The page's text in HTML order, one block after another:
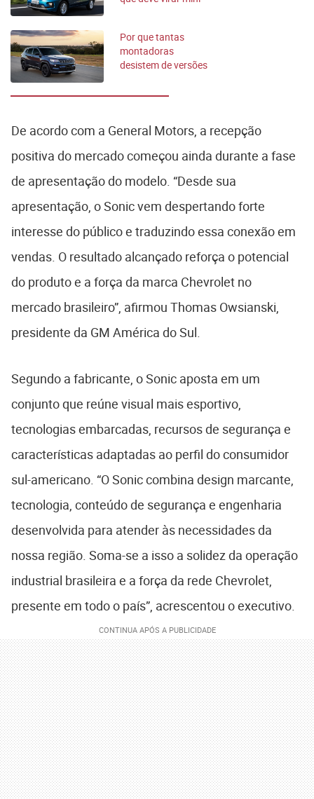
Por que tantas
montadoras
desistem de versões
Brasil
De acordo com a General Motors, a recepção
positiva do mercado começou ainda durante a fase
de apresentação do modelo. “Desde sua
apresentação, o Sonic vem despertando forte
interesse do público e traduzindo essa conexão em
vendas. O resultado alcançado reforça o potencial
do produto e a força da marca Chevrolet no
mercado brasileiro”, afirmou Thomas Owsianski,
presidente da GM América do Sul.
Segundo a fabricante, o Sonic aposta em um
conjunto que reúne visual mais esportivo,
tecnologias embarcadas, recursos de segurança e
características adaptadas ao perfil do consumidor
sul-americano. “O Sonic combina design marcante,
tecnologia, conteúdo de segurança e engenharia
desenvolvida para atender às necessidades da
nossa região. Soma-se a isso a solidez da operação
industrial brasileira e a força da rede Chevrolet,
presente em todo o país”, acrescentou o executivo.